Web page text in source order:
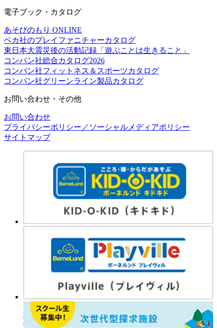
電子ブック・カタログ
あそびのもり ONLINE
ベカ社のプレイファニチャーカタログ
東日本大震災後の活動記録「遊ぶことは生きること」
コンパン社総合カタログ2026
コンパン社フィットネス＆スポーツカタログ
コンパン社グリーンライン製品カタログ
お問い合わせ・その他
お問い合わせ
プライバシーポリシー／ソーシャルメディアポリシー
サイトマップ